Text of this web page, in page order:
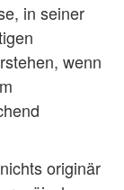
in seiner
wenn
originär